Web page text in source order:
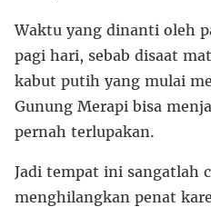
Waktu yang dinanti oleh
pagi hari, sebab disaat
kabut putih yang mulai
Gunung Merapi bisa
pernah terlupakan.
Jadi tempat ini sangatlah
menghilangkan penat